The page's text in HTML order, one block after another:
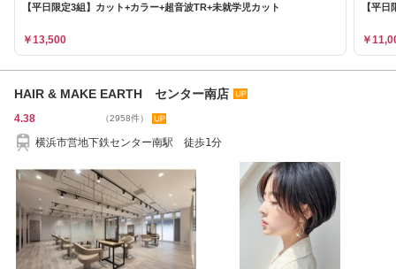
【平日限定3組】カット+カラー+超音波TR+未就学児カット
￥13,500
【平
￥
HAIR & MAKE EARTH センター南店
4.38 （2958件）
横浜市営地下鉄センター南駅 徒歩1分